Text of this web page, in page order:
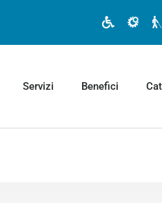
Disabilità
Servizi Benefici